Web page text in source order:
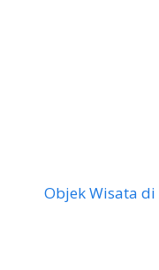
Objek Wisata di